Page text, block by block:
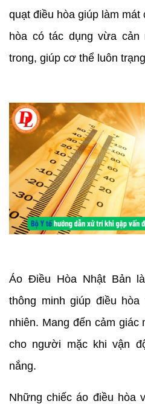
quạt điều hòa giúp làm
hòa có tác dụng vừa cản
trong, giúp cơ thể luôn
Áo Điều Hòa Nhật Bản
thông minh giúp điều
nhiên. Mang đến cảm giác
cho người mặc khi vận
nắng.
Những chiếc áo điều hòa